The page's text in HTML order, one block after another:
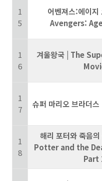
1
5
어벤져스:에이지
Avengers:
1
6
겨울왕국 | The
1
7
슈퍼 마리오 브라더
1
8
해리 포터와 죽음
Potter and the
Part